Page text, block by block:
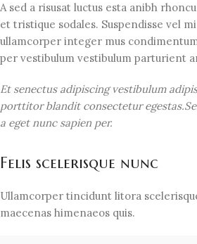
A sed a risusat luctus esta anibh
et tristique sodales. Suspendisse vel
ullamcorper integer mus
per vestibulum vestibulum parturient
Et senectus adipiscing vestibulum
porttitor blandit consectetur
a eget nunc sapien per.
Felis scelerisque nunc
Ullamcorper tincidunt litora
maecenas himenaeos quis.